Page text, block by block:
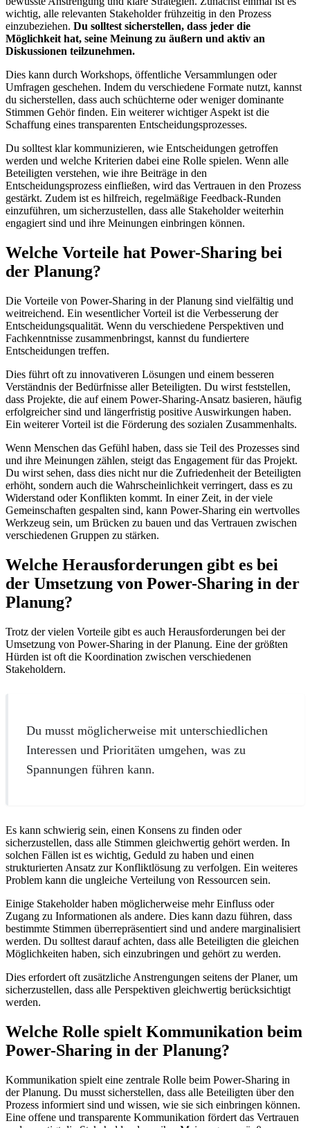
wichtig, alle relevanten Stakeholder frühzeitig in den Prozess
einzubeziehen. Du solltest sicherstellen, dass jeder die
Möglichkeit hat, seine Meinung zu äußern und aktiv an
Diskussionen teilzunehmen.
Dies kann durch Workshops, öffentliche Versammlungen oder
Umfragen geschehen. Indem du verschiedene Formate nutzt, kannst
du sicherstellen, dass auch schüchterne oder weniger dominante
Stimmen Gehör finden. Ein weiterer wichtiger Aspekt ist die
Schaffung eines transparenten Entscheidungsprozesses.
Du solltest klar kommunizieren, wie Entscheidungen getroffen
werden und welche Kriterien dabei eine Rolle spielen. Wenn alle
Beteiligten verstehen, wie ihre Beiträge in den
Entscheidungsprozess einfließen, wird das Vertrauen in den Prozess
gestärkt. Zudem ist es hilfreich, regelmäßige Feedback-Runden
einzuführen, um sicherzustellen, dass alle Stakeholder weiterhin
engagiert sind und ihre Meinungen einbringen können.
Welche Vorteile hat Power-Sharing bei
der Planung?
Die Vorteile von Power-Sharing in der Planung sind vielfältig und
weitreichend. Ein wesentlicher Vorteil ist die Verbesserung der
Entscheidungsqualität. Wenn du verschiedene Perspektiven und
Fachkenntnisse zusammenbringst, kannst du fundiertere
Entscheidungen treffen.
Dies führt oft zu innovativeren Lösungen und einem besseren
Verständnis der Bedürfnisse aller Beteiligten. Du wirst feststellen,
dass Projekte, die auf einem Power-Sharing-Ansatz basieren, häufig
erfolgreicher sind und längerfristig positive Auswirkungen haben.
Ein weiterer Vorteil ist die Förderung des sozialen Zusammenhalts.
Wenn Menschen das Gefühl haben, dass sie Teil des Prozesses sind
und ihre Meinungen zählen, steigt das Engagement für das Projekt.
Du wirst sehen, dass dies nicht nur die Zufriedenheit der Beteiligten
erhöht, sondern auch die Wahrscheinlichkeit verringert, dass es zu
Widerstand oder Konflikten kommt. In einer Zeit, in der viele
Gemeinschaften gespalten sind, kann Power-Sharing ein wertvolles
Werkzeug sein, um Brücken zu bauen und das Vertrauen zwischen
verschiedenen Gruppen zu stärken.
Welche Herausforderungen gibt es bei
der Umsetzung von Power-Sharing in der
Planung?
Trotz der vielen Vorteile gibt es auch Herausforderungen bei der
Umsetzung von Power-Sharing in der Planung. Eine der größten
Hürden ist oft die Koordination zwischen verschiedenen
Stakeholdern.
Du musst möglicherweise mit unterschiedlichen
Interessen und Prioritäten umgehen, was zu
Spannungen führen kann.
Es kann schwierig sein, einen Konsens zu finden oder
sicherzustellen, dass alle Stimmen gleichwertig gehört werden. In
solchen Fällen ist es wichtig, Geduld zu haben und einen
strukturierten Ansatz zur Konfliktlösung zu verfolgen. Ein weiteres
Problem kann die ungleiche Verteilung von Ressourcen sein.
Einige Stakeholder haben möglicherweise mehr Einfluss oder
Zugang zu Informationen als andere. Dies kann dazu führen, dass
bestimmte Stimmen überrepräsentiert sind und andere marginalisiert
werden. Du solltest darauf achten, dass alle Beteiligten die gleichen
Möglichkeiten haben, sich einzubringen und gehört zu werden.
Dies erfordert oft zusätzliche Anstrengungen seitens der Planer, um
sicherzustellen, dass alle Perspektiven gleichwertig berücksichtigt
werden.
Welche Rolle spielt Kommunikation beim
Power-Sharing in der Planung?
Kommunikation spielt eine zentrale Rolle beim Power-Sharing in
der Planung. Du musst sicherstellen, dass alle Beteiligten über den
Prozess informiert sind und wissen, wie sie sich einbringen können.
Eine offene und transparente Kommunikation fördert das Vertrauen